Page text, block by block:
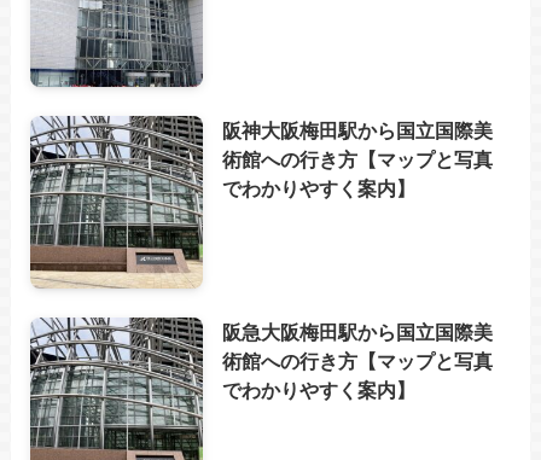
阪神大阪梅田駅から国立国際美
術館への行き方【マップと写真
でわかりやすく案内】
阪急大阪梅田駅から国立国際美
術館への行き方【マップと写真
でわかりやすく案内】